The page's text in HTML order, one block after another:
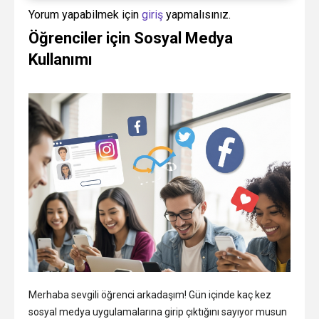
Yorum yapabilmek için giriş yapmalısınız.
Öğrenciler için Sosyal Medya
Kullanımı
Merhaba sevgili öğrenci arkadaşım! Gün içinde kaç kez
sosyal medya uygulamalarına girip çıktığını sayıyor musun